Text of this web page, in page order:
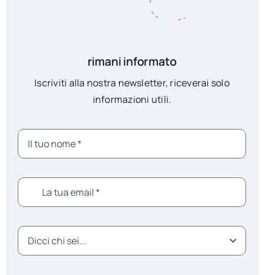
rimani informato
Iscriviti alla nostra newsletter, riceverai solo
informazioni utili.